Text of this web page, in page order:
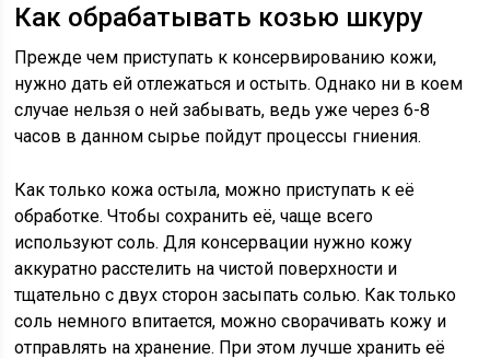
Как обрабатывать козью шкуру
Прежде чем приступать к консервированию кожи,
нужно дать ей отлежаться и остыть. Однако ни в коем
случае нельзя о ней забывать, ведь уже через 6-8
часов в данном сырье пойдут процессы гниения.
Как только кожа остыла, можно приступать к её
обработке. Чтобы сохранить её, чаще всего
используют соль. Для консервации нужно кожу
аккуратно расстелить на чистой поверхности и
тщательно с двух сторон засыпать солью. Как только
соль немного впитается, можно сворачивать кожу и
отправлять на хранение. При этом лучше хранить её